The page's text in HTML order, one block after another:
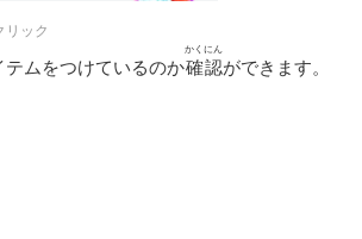
リック
ムをつけているのか確認
かくにん
ができます。